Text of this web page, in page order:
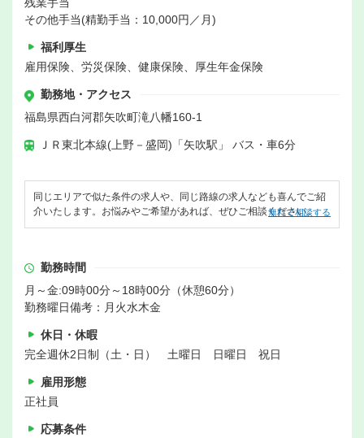
その他手当(精勤手当：10,000円／月)
福利厚生
雇用保険、労災保険、健康保険、厚生年金保険
勤務地・アクセス
福島県西白河郡矢吹町滝八幡160-1
ＪＲ東北本線(上野－盛岡)「矢吹駅」 バス・車6分
同じエリアで似た条件の求人や、同じ路線の求人なども喜んでご紹
介いたします。お悩みやご希望があれば、ぜひご相談ください。
無料で相談する
勤務時間
月～金:09時00分～18時00分（休憩60分）
勤務曜日備考：月火水木金
休日・休暇
完全週休2日制（土・日） 土曜日 日曜日 祝日
雇用形態
正社員
応募条件